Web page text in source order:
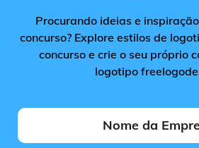
Procurando ideias e
concurso? Explore estilos de
concurso e crie o seu próprio
logotipo